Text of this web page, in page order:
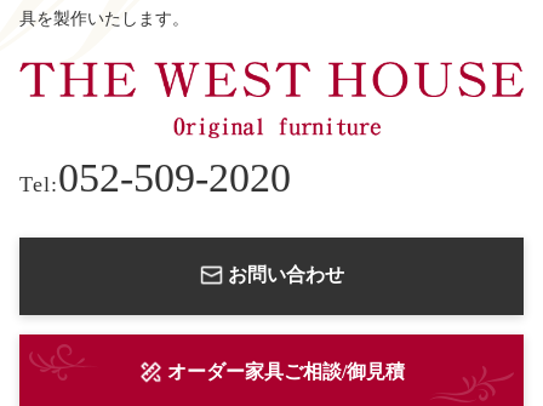
具を製作いたします。
Tel:052-509-2020
お問い合わせ
オーダー家具ご相談/御見積